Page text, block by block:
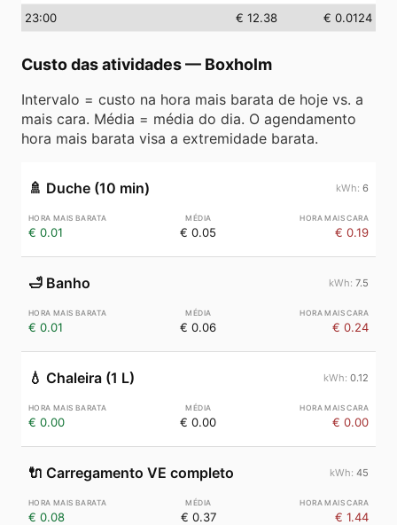
23:00 € 12.38 € 0.0124
Custo das atividades— Boxholm
Intervalo = custo na hora mais barata de hoje vs. a
mais cara. Média = média do dia. O agendamento
hora mais barata visa a extremidade barata.
🚿 Duche (10 min) 6
€ 0.01 € 0.05 € 0.19
🛁 Banho 7.5
€ 0.01 € 0.06 € 0.24
💧 Chaleira (1 L) 0.12
€ 0.00 € 0.00 € 0.00
🔌 Carregamento VE completo 45
€ 0.08 € 0.37 € 1.44